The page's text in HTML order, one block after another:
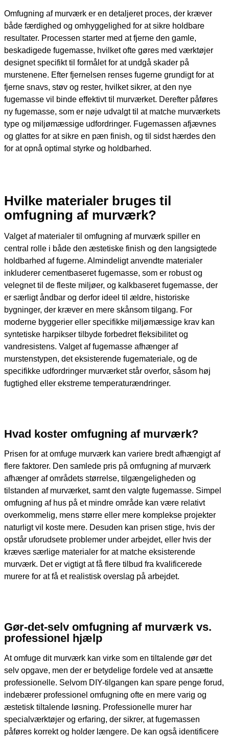
Omfugning af murværk er en detaljeret proces, der kræver
både færdighed og omhyggelighed for at sikre holdbare
resultater. Processen starter med at fjerne den gamle,
beskadigede fugemasse, hvilket ofte gøres med værktøjer
designet specifikt til formålet for at undgå skader på
murstenene. Efter fjernelsen renses fugerne grundigt for at
fjerne snavs, støv og rester, hvilket sikrer, at den nye
fugemasse vil binde effektivt til murværket. Derefter påføres
ny fugemasse, som er nøje udvalgt til at matche murværkets
type og miljømæssige udfordringer. Fugemassen afjævnes
og glattes for at sikre en pæn finish, og til sidst hærdes den
for at opnå optimal styrke og holdbarhed.
Hvilke materialer bruges til
omfugning af murværk?
Valget af materialer til omfugning af murværk spiller en
central rolle i både den æstetiske finish og den langsigtede
holdbarhed af fugerne. Almindeligt anvendte materialer
inkluderer cementbaseret fugemasse, som er robust og
velegnet til de fleste miljøer, og kalkbaseret fugemasse, der
er særligt åndbar og derfor ideel til ældre, historiske
bygninger, der kræver en mere skånsom tilgang. For
moderne byggerier eller specifikke miljømæssige krav kan
syntetiske harpikser tilbyde forbedret fleksibilitet og
vandresistens. Valget af fugemasse afhænger af
murstenstypen, det eksisterende fugemateriale, og de
specifikke udfordringer murværket står overfor, såsom høj
fugtighed eller ekstreme temperaturændringer.
Hvad koster omfugning af murværk?
Prisen for at omfuge murværk kan variere bredt afhængigt af
flere faktorer. Den samlede pris på omfugning af murværk
afhænger af områdets størrelse, tilgængeligheden og
tilstanden af murværket, samt den valgte fugemasse. Simpel
omfugning af hus på et mindre område kan være relativt
overkommelig, mens større eller mere komplekse projekter
naturligt vil koste mere. Desuden kan prisen stige, hvis der
opstår uforudsete problemer under arbejdet, eller hvis der
kræves særlige materialer for at matche eksisterende
murværk. Det er vigtigt at få flere tilbud fra kvalificerede
murere for at få et realistisk overslag på arbejdet.
Gør-det-selv omfugning af murværk vs.
professionel hjælp
At omfuge dit murværk kan virke som en tiltalende gør det
selv opgave, men der er betydelige fordele ved at ansætte
professionelle. Selvom DIY-tilgangen kan spare penge forud,
indebærer professionel omfugning ofte en mere varig og
æstetisk tiltalende løsning. Professionelle murer har
specialværktøjer og erfaring, der sikrer, at fugemassen
påføres korrekt og holder længere. De kan også identificere